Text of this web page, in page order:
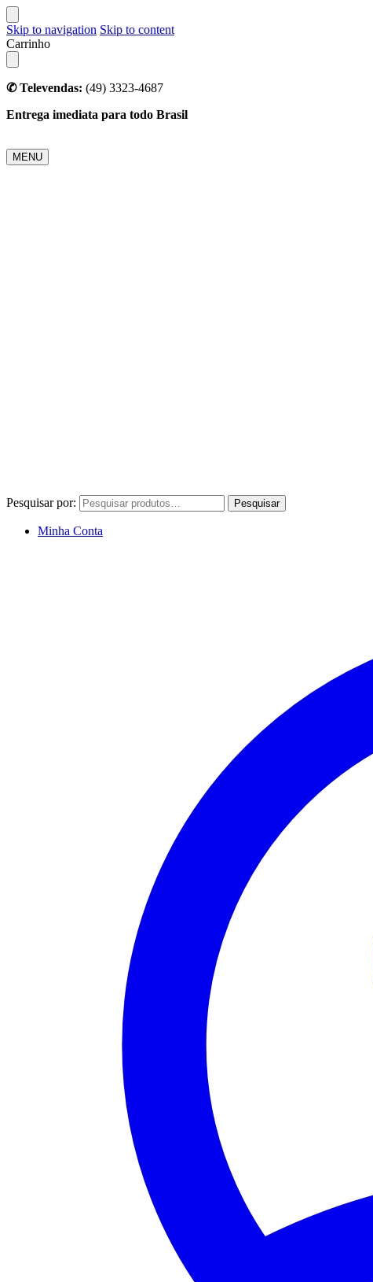
Skip to navigation Skip to content
Carrinho
✆ Televendas: (49) 3323-4687
Entrega imediata para todo Brasil
MENU
Pesquisar por: Pesquisar
Minha Conta